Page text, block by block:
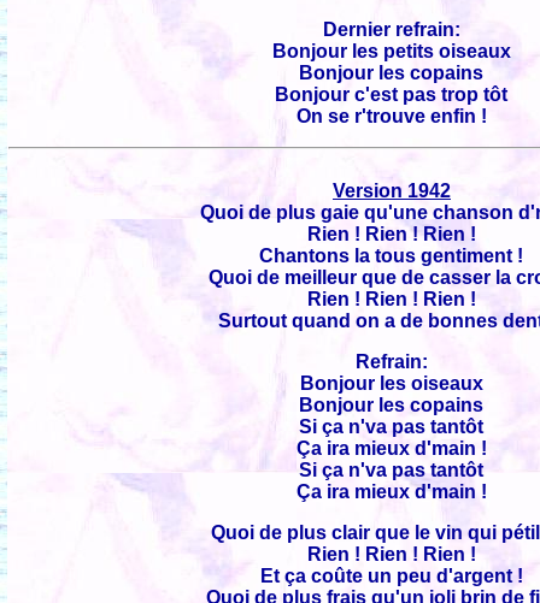
Dernier refrain:
Bonjour les petits oiseaux
Bonjour les copains
Bonjour c'est pas trop tôt
On se r'trouve enfin !
Version 1942
Quoi de plus gaie qu'une chanson
Rien ! Rien ! Rien !
Chantons la tous gentiment !
Quoi de meilleur que de casser la
Rien ! Rien ! Rien !
Surtout quand on a de bonnes
Refrain:
Bonjour les oiseaux
Bonjour les copains
Si ça n'va pas tantôt
Ça ira mieux d'main !
Si ça n'va pas tantôt
Ça ira mieux d'main !
Quoi de plus clair que le vin qui
Rien ! Rien ! Rien !
Et ça coûte un peu d'argent !
Quoi de plus frais qu'un joli brin de